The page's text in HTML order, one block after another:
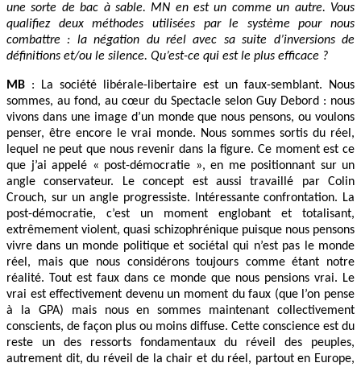
une sorte de bac à sable. MN en est un comme un autre. Vous
qualifiez deux méthodes utilisées par le système pour nous
combattre : la négation du réel avec sa suite d’inversions de
définitions et/ou le silence. Qu’est-ce qui est le plus efficace ?
MB : La société libérale-libertaire est un faux-semblant. Nous
sommes, au fond, au cœur du Spectacle selon Guy Debord : nous
vivons dans une image d’un monde que nous pensons, ou voulons
penser, être encore le vrai monde. Nous sommes sortis du réel,
lequel ne peut que nous revenir dans la figure. Ce moment est ce
que j’ai appelé « post-démocratie », en me positionnant sur un
angle conservateur. Le concept est aussi travaillé par Colin
Crouch, sur un angle progressiste. Intéressante confrontation. La
post-démocratie, c’est un moment englobant et totalisant,
extrêmement violent, quasi schizophrénique puisque nous pensons
vivre dans un monde politique et sociétal qui n’est pas le monde
réel, mais que nous considérons toujours comme étant notre
réalité. Tout est faux dans ce monde que nous pensions vrai. Le
vrai est effectivement devenu un moment du faux (que l’on pense
à la GPA) mais nous en sommes maintenant collectivement
conscients, de façon plus ou moins diffuse. Cette conscience est du
reste un des ressorts fondamentaux du réveil des peuples,
autrement dit, du réveil de la chair et du réel, partout en Europe,